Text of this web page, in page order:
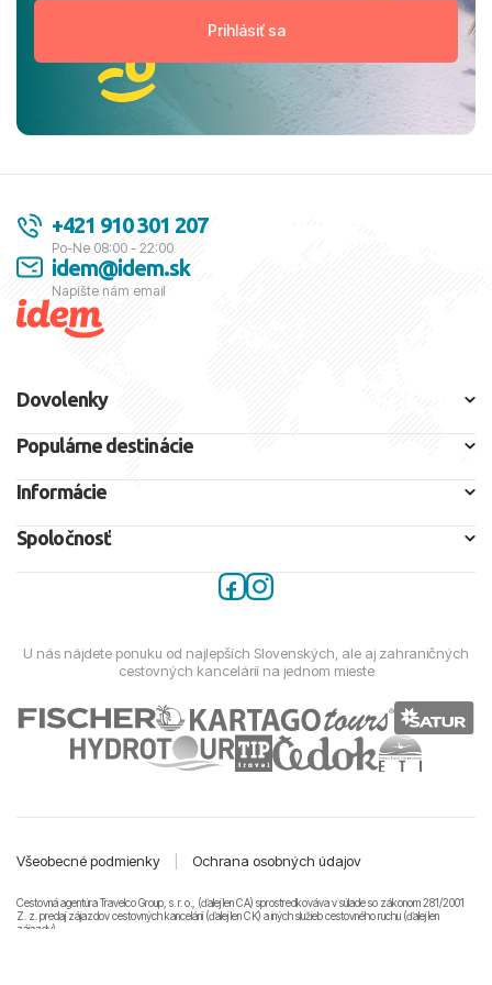
+421 910 301 207
Po-Ne 08:00 - 22:00
idem@idem.sk
Napíšte nám email
Dovolenky
Populárne destinácie
Informácie
Spoločnosť
U nás nájdete ponuku od najlepších Slovenských, ale aj zahraničných
cestovných kancelárií na jednom mieste
Všeobecné podmienky Ochrana osobných údajov
Cestovná agentúra Travelco Group, s. r. o., (ďalej len CA) sprostredkováva v súlade so zákonom 281/2001
Z. z. predaj zájazdov cestovných kancelárii (ďalej len CK) a iných služieb cestovného ruchu (ďalej len
zájazdy).